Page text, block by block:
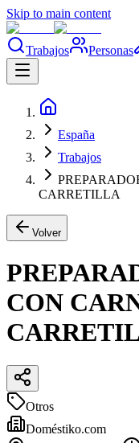
Skip to main content
Trabajos Personas
España
Trabajos
CARRETILLA
Volver
CON
Otros
Doméstiko.com